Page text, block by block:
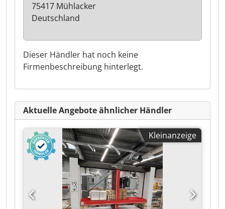
Dieser Händler hat noch keine
Firmenbeschreibung hinterlegt.
75417 Mühlacker
Deutschland
Aktuelle Angebote ähnlicher Händler
Kleinanzeige